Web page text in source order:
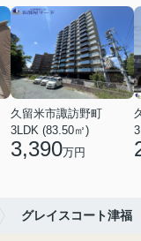
久留米市諏訪野町
3LDK (83.50㎡)
3,390万円
グレイスコート津福